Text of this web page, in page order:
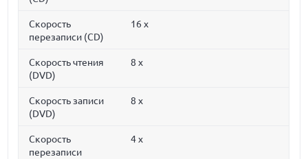
Скорость
перезаписи (CD)
16 x
Скорость чтения
(DVD)
8 x
Скорость записи
(DVD)
8 x
Скорость
перезаписи
4 x